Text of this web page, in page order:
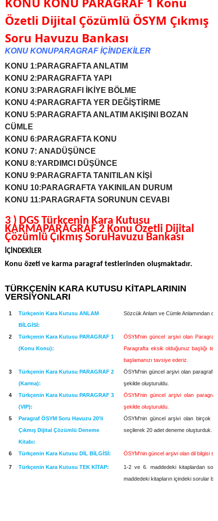
Özetli Dijital Çözümlü ÖSYM Çıkmış
Soru Havuzu Bankası
KONU KONUPARAGRAF İÇİNDEKİLER
KONU 1:PARAGRAFTA ANLATIM
KONU 2:PARAGRAFTA YAPI
KONU 3:PARAGRAFI İKİYE BÖLME
KONU 4:PARAGRAFTA YER DEĞİŞTİRME
KONU 5:PARAGRAFTA ANLATIM AKIŞINI BOZAN
CÜMLE
KONU 6:PARAGRAFTA KONU
KONU 7: ANADÜŞÜNCE
KONU 8:YARDIMCI DÜŞÜNCE
KONU 9:PARAGRAFTA TANITILAN KİŞİ
KONU 10:PARAGRAFTA YAKINILAN DURUM
KONU 11:PARAGRAFTA SORUNUN CEVABI
3 ) DGS Türkçenin Kara Kutusu
KARMAPARAGRAF 2 Konu Özetli Dijital
Çözümlü Çıkmış SoruHavuzu Bankası
İÇİNDEKİLER
Konu özeti ve karma paragraf testlerinden oluşmaktadır.
TÜRKÇENİN KARA KUTUSU KİTAPLARININ
VERSİYONLARI
1
Türkçenin Kara Kutusu ANLAM
BİLGİSİ:
Sözcük Anlam ve Cümle Anlamından
2
Türkçenin Kara Kutusu PARAGRAF 1
(Konu Konu):
ÖSYM'nin güncel arşivi olan Paragraf
Paragrafta eksik olduğunuz başlığı
başlamanızı tavsiye ederiz.
3
Türkçenin Kara Kutusu PARAGRAF 2
(Karma):
ÖSYM'nin güncel arşivi olan paragraf
şekilde oluşturuldu.
4
Türkçenin Kara Kutusu PARAGRAF 3
(VIP):
ÖSYM'nin güncel arşivi olan
şekilde oluşturuldu.
5
Paragraf ÖSYM Soru Havuzu 20'li
Çıkmış Dijital Çözümlü Deneme
Kitabı:
ÖSYM'nin güncel arşivi olan birçok
seçilerek 20 adet deneme oluşturduk.
6 Türkçenin Kara Kutusu DİL BİLGİSİ: ÖSYM'nin güncel arşivi olan dil bilgisi
7 Türkçenin Kara Kutusu TEK KİTAP:
1-2 ve 6. maddedeki kitaplardan
maddedeki kitapların içindeki sorular